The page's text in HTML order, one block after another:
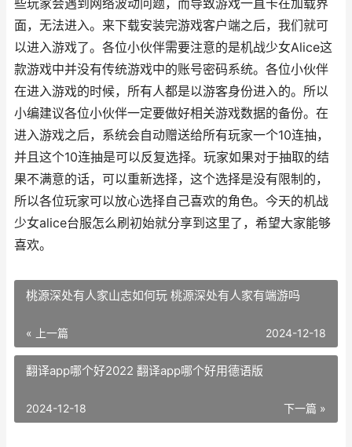
些玩家会遇到网络波动问题，而导致游戏一直卡在加载界
面，无法进入。来下载安装完游戏客户端之后，我们就可
以进入游戏了。各位小伙伴需要注意的是机战少女Alice这
款游戏中并没有传统游戏中的账号密码系统。各位小伙伴
在进入游戏的时候，所有人都是以游客身份进入的。所以
小编建议各位小伙伴一定要做好相关游戏数据的备份。在
进入游戏之后，系统会自动赠送给所有玩家一个10连抽，
并且这个10连抽是可以反复选择。玩家如果对于抽取的结
果不满意的话，可以重新选择，这个选择是没有限制的，
所以各位玩家可以放心选择自己喜欢的角色。今天的机战
少女alice台服怎么刷初始就分享到这里了，希望大家能够
喜欢。
桃源深处有人家山志如何玩 桃源深处有人家有端游吗
« 上一篇 2024-12-18
翻译app哪个好2022 翻译app哪个好用德语版
下一篇 »
2024-12-18